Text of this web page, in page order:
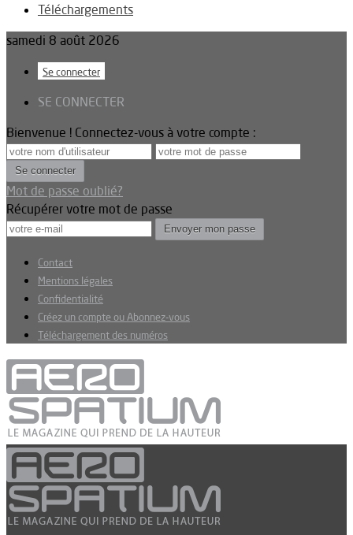
Téléchargements
samedi 8 août 2026
Se connecter
SE CONNECTER
Bienvenue ! Connectez-vous à votre compte :
Mot de passe oublié?
Récupérer votre mot de passe
Contact
Mentions légales
Confidentialité
Créez un compte ou Abonnez-vous
Téléchargement des numéros